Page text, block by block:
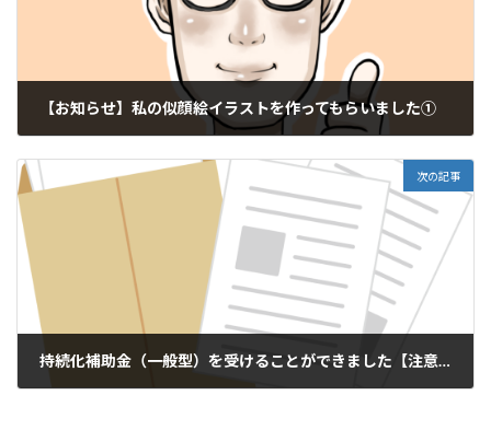
【お知らせ】私の似顔絵イラストを作ってもらいました①
次の記事
持続化補助金（一般型）を受けることができました【注意点あり】